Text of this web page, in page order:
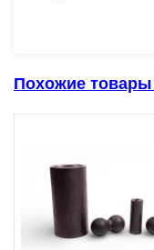
Похожие товары